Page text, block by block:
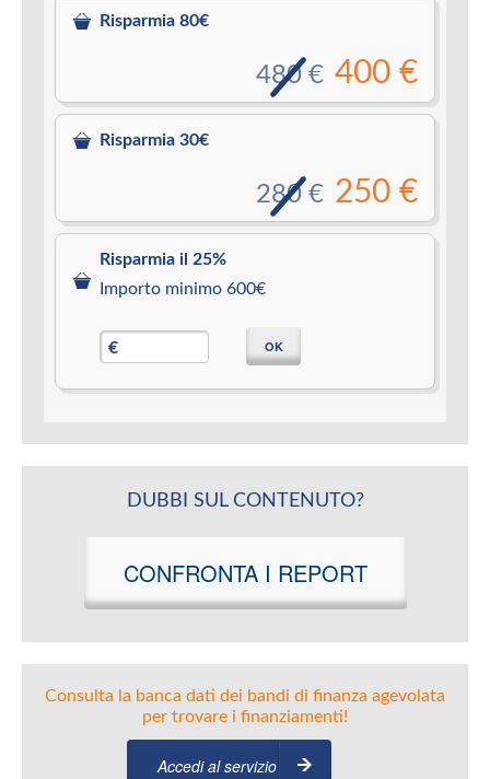
Risparmia 80€
400 €
480 €
Risparmia 30€
250 €
280 €
Risparmia il 25%
Importo minimo 600€
€ OK
DUBBI SUL CONTENUTO?
CONFRONTA I REPORT
Consulta la banca dati dei bandi di finanza agevolata
per trovare i finanziamenti!
Accedi al servizio